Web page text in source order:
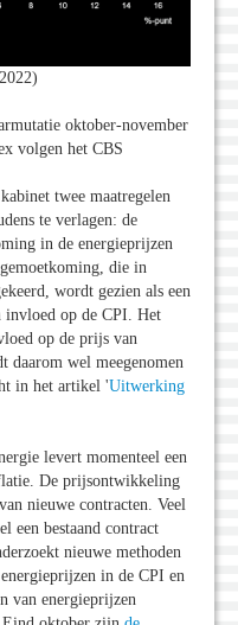
oktober-november
volgen het CBS
twee maatregelen
te verlagen: de
in de energieprijzen
die in
wordt gezien als een
invloed op de CPI. Het
op de prijs van
daarom wel meegenomen
in het artikel 'Uitwerking
levert momenteel een
De prijsontwikkeling
nieuwe contracten. Veel
een bestaand contract
nieuwe methoden
in de CPI en
van energieprijzen